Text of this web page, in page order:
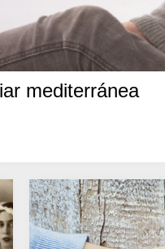
mediterránea